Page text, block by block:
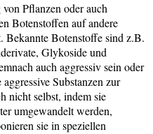
Pflanzen oder auch
Botenstoffen auf andere
Botenstoffe sind z.B.
Glykoside und
auch aggressiv sein oder
Substanzen zur
nicht selbst, indem sie
umgewandelt werden,
sie in speziellen